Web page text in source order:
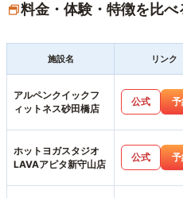
料金・体験・特徴を比べ
施設名 リンク
アルペンクイックフ
ィットネス砂田橋店
公式
ホットヨガスタジオ
LAVAアピタ新守山店
公式